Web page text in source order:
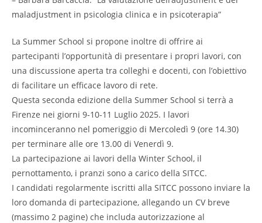
maladjustment in psicologia clinica e in psicoterapia”
La Summer School si propone inoltre di offrire ai
partecipanti l’opportunità di presentare i propri lavori, con
una discussione aperta tra colleghi e docenti, con l’obiettivo
di facilitare un efficace lavoro di rete.
Questa seconda edizione della Summer School si terrà a
Firenze nei giorni 9-10-11 Luglio 2025. I lavori
incominceranno nel pomeriggio di Mercoledì 9 (ore 14.30)
per terminare alle ore 13.00 di Venerdì 9.
La partecipazione ai lavori della Winter School, il
pernottamento, i pranzi sono a carico della SITCC.
I candidati regolarmente iscritti alla SITCC possono inviare la
loro domanda di partecipazione, allegando un CV breve
(massimo 2 pagine) che includa autorizzazione al